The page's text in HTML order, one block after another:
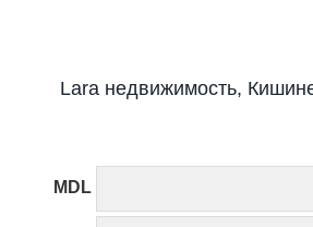
Lara недвижимость,
MDL